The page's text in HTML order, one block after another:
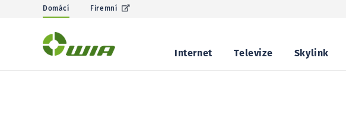
Domácí Firemní
Internet Televize Skylink